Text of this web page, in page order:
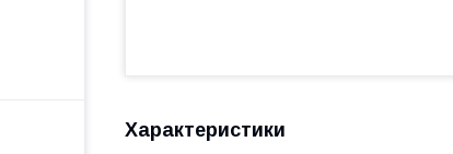
Характеристики